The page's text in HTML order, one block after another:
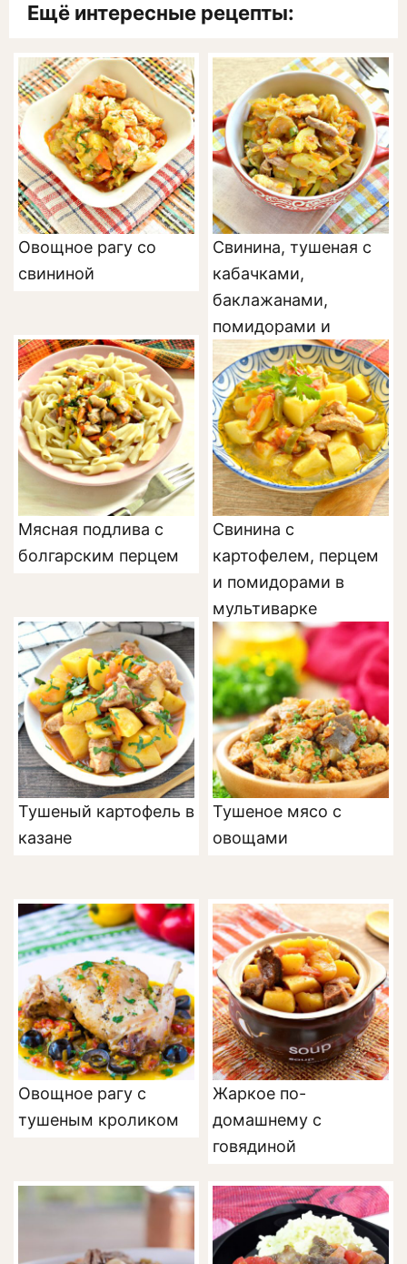
Ещё интересные рецепты:
Овощное рагу со
свининой
Свинина, тушеная с
кабачками,
баклажанами,
помидорами и
перцем (рагу)
Мясная подлива с
болгарским перцем
Свинина с
картофелем, перцем
и помидорами в
мультиварке
Тушеный картофель в
казане
Тушеное мясо с
овощами
Овощное рагу с
тушеным кроликом
Жаркое по-
домашнему с
говядиной